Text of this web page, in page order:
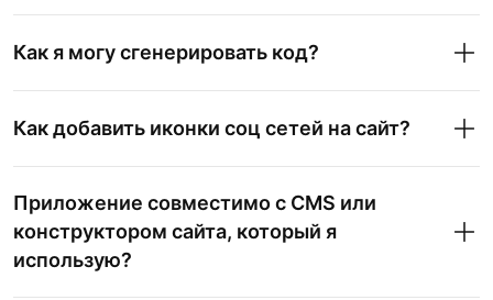
Как я могу сгенерировать код?
Как добавить иконки соц сетей на сайт?
Приложение совместимо с CMS или
конструктором сайта, который я
использую?